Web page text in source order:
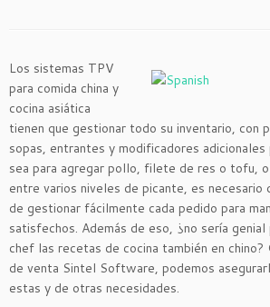
Los sistemas TPV
para comida china y
cocina asiática
tienen que gestionar todo su inventario, con
sopas, entrantes y modificadores adicionales
sea para agregar pollo, filete de res o tofu,
entre varios niveles de picante, es necesario
de gestionar fácilmente cada pedido para
satisfechos. Además de eso, ¿no sería
chef las recetas de cocina también en chino?
de venta Sintel Software, podemos
estas y de otras necesidades.